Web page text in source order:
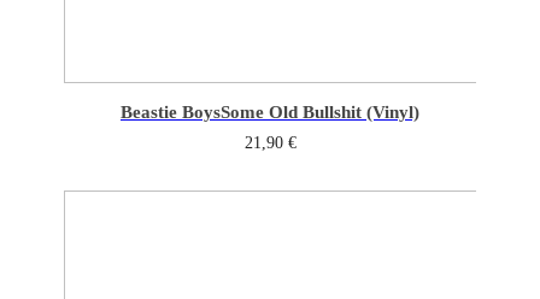
Beastie BoysSome Old Bullshit (Vinyl)
21,90 €